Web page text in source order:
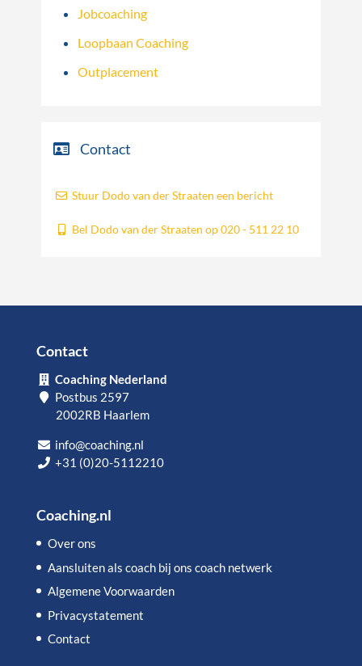
Jobcoaching
Loopbaan Coaching
Outplacement
Contact
Stuur Dodo van der Straaten een bericht
Bel Dodo van der Straaten op 020 - 511 22 10
Contact
Coaching Nederland
Postbus 2597
2002RB Haarlem
info@coaching.nl
+31 (0)20-5112210
Coaching.nl
Over ons
Aansluiten als coach bij ons coach netwerk
Algemene Voorwaarden
Privacystatement
Contact